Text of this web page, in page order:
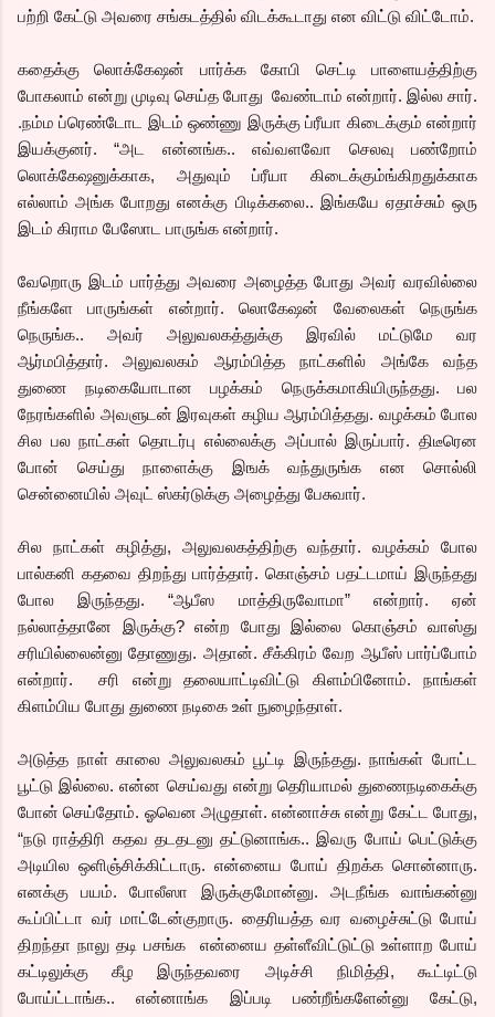
பற்றி கேட்டு அவரை சங்கடத்தில் விடக்கூடாது என விட்டு விட்டோம்.
கதைக்கு லொக்கேஷன் பார்க்க கோபி செட்டி பாளையத்திற்கு
போகலாம் என்று முடிவு செய்த போது வேண்டாம் என்றார். இல்ல சார்.
.நம்ம ப்ரெண்டோட இடம் ஒண்ணு இருக்கு ப்ரீயா கிடைக்கும் என்றார்
இயக்குனர். “அட என்னங்க.. எவ்வளவோ செலவு பண்றோம்
லொக்கேஷனுக்காக, அதுவும் ப்ரீயா கிடைக்கும்ங்கிறதுக்காக
எல்லாம் அங்க போறது எனக்கு பிடிக்கலை.. இங்கயே ஏதாச்சும் ஒரு
இடம் கிராம பேஸோட பாருங்க என்றார்.
வேறொரு இடம் பார்த்து அவரை அழைத்த போது அவர் வரவில்லை
நீங்களே பாருங்கள் என்றார். லொகேஷன் வேலைகள் நெருங்க
நெருங்க.. அவர் அலுவலகத்துக்கு இரவில் மட்டுமே வர
ஆர்மபித்தார். அலுவலகம் ஆரம்பித்த நாட்களில் அங்கே வந்த
துணை நடிகையோடான பழக்கம் நெருக்கமாகியிருந்தது. பல
நேரங்களில் அவளுடன் இரவுகள் கழிய ஆரம்பித்தது. வழக்கம் போல
சில பல நாட்கள் தொடர்பு எல்லைக்கு அப்பால் இருப்பார். திடீரென
போன் செய்து நாளைக்கு இஙக் வந்துருங்க என சொல்லி
சென்னையில் அவுட் ஸ்கர்டுக்கு அழைத்து பேசுவார்.
சில நாட்கள் கழித்து, அலுவலகத்திற்கு வந்தார். வழக்கம் போல
பால்கனி கதவை திறந்து பார்த்தார். கொஞ்சம் பதட்டமாய் இருந்தது
போல இருந்தது. “ஆபீஸ மாத்திருவோமா” என்றார். ஏன்
நல்லாத்தானே இருக்கு? என்ற போது இல்லை கொஞ்சம் வாஸ்து
சரியில்லைன்னு தோணுது. அதான். சீக்கிரம் வேற ஆபீஸ் பார்ப்போம்
என்றார். சரி என்று தலையாட்டிவிட்டு கிளம்பினோம். நாங்கள்
கிளம்பிய போது துணை நடிகை உள் நுழைந்தாள்.
அடுத்த நாள் காலை அலுவலகம் பூட்டி இருந்தது. நாங்கள் போட்ட
பூட்டு இல்லை. என்ன செய்வது என்று தெரியாமல் துணைநடிகைக்கு
போன் செய்தோம். ஓவென அழுதாள். என்னாச்சு என்று கேட்ட போது,
“நடு ராத்திரி கதவ தடதடனு தட்டுனாங்க.. இவரு போய் பெட்டுக்கு
அடியில ஒளிஞ்சிக்கிட்டாரு. என்னைய போய் திறக்க சொன்னாரு.
எனக்கு பயம். போலீஸா இருக்குமோன்னு. அடநீங்க வாங்கன்னு
கூப்பிட்டா வர் மாட்டேன்குறாரு. தைரியத்த வர வழைச்சுட்டு போய்
திறந்தா நாலு தடி பசங்க என்னைய தள்ளீவிட்டுட்டு உள்ளாற போய்
கட்டிலுக்கு கீழ இருந்தவரை அடிச்சி நிமித்தி, கூட்டிட்டு
போய்ட்டாங்க.. என்னாங்க இப்படி பண்றீங்களேன்னு கேட்டு,